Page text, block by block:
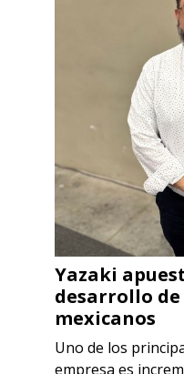
Yazaki
desarrollo
mexicanos
Uno de los
empresa es